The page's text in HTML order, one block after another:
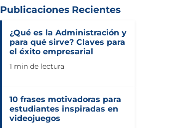
Publicaciones Recientes
¿Qué es la Administración y
para qué sirve? Claves para
el éxito empresarial
1 min de lectura
10 frases motivadoras para
estudiantes inspiradas en
videojuegos